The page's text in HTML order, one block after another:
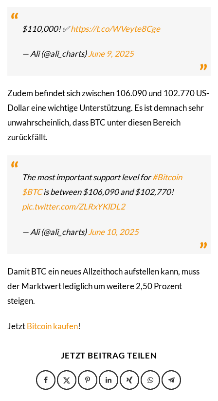
$110,000! ✅https://t.co/WVeyte8Cge
— Ali (@ali_charts)June 9, 2025
Zudem befindet sich zwischen 106.090 und 102.770 US-
Dollar eine wichtige Unterstützung. Es ist demnach sehr
unwahrscheinlich, dass BTC unter diesen Bereich
zurückfällt.
The most important support level for#Bitcoin
$BTCis between $106,090 and $102,770!
pic.twitter.com/ZLRxYKlDL2
— Ali (@ali_charts)June 10, 2025
Damit BTC ein neues Allzeithoch aufstellen kann, muss
der Marktwert lediglich um weitere 2,50 Prozent
steigen.
JetztBitcoin kaufen!
JETZT BEITRAG TEILEN